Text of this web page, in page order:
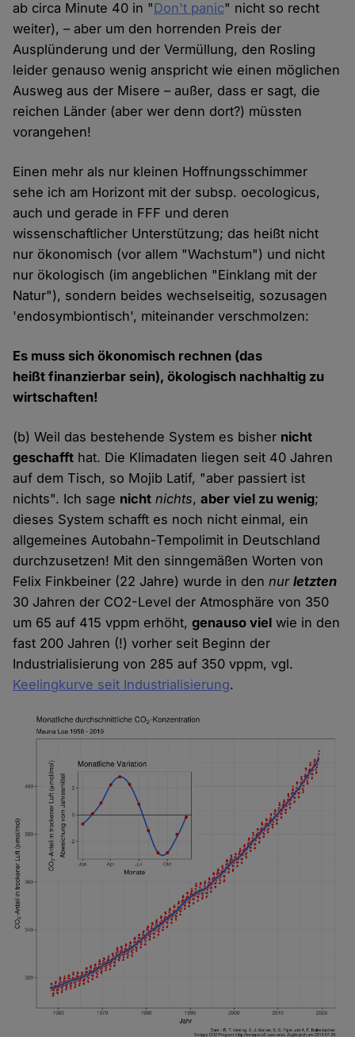
ab circa Minute 40 in "Don't panic" nicht so recht
weiter), – aber um den horrenden Preis der
Ausplünderung und der Vermüllung, den Rosling
leider genauso wenig anspricht wie einen möglichen
Ausweg aus der Misere – außer, dass er sagt, die
reichen Länder (aber wer denn dort?) müssten
vorangehen!
Einen mehr als nur kleinen Hoffnungsschimmer
sehe ich am Horizont mit der subsp. oecologicus,
auch und gerade in FFF und deren
wissenschaftlicher Unterstützung; das heißt nicht
nur ökonomisch (vor allem "Wachstum") und nicht
nur ökologisch (im angeblichen "Einklang mit der
Natur"), sondern beides wechselseitig, sozusagen
'endosymbiontisch', miteinander verschmolzen:
Es muss sich ökonomisch rechnen (das
heißt finanzierbar sein), ökologisch nachhaltig zu
wirtschaften!
(b) Weil das bestehende System es bisher nicht
geschafft hat. Die Klimadaten liegen seit 40 Jahren
auf dem Tisch, so Mojib Latif, "aber passiert ist
nichts". Ich sage nicht nichts,aber viel zu wenig;
dieses System schafft es noch nicht einmal, ein
allgemeines Autobahn-Tempolimit in Deutschland
durchzusetzen! Mit den sinngemäßen Worten von
Felix Finkbeiner (22 Jahre) wurde in dennurletzten
30 Jahren der CO2-Level der Atmosphäre von 350
um 65 auf 415 vppm erhöht,genauso viel wie in den
fast 200 Jahren (!) vorher seit Beginn der
Industrialisierung von 285 auf 350 vppm, vgl.
Keelingkurve seit Industrialisierung.